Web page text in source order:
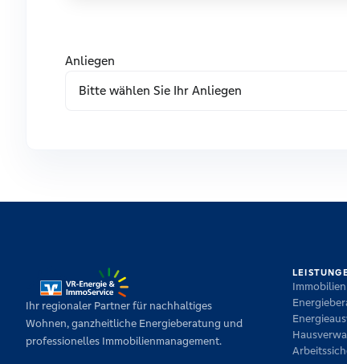
Anliegen
Ihr regionaler Partner für nachhaltiges
Wohnen, ganzheitliche Energieberatung und
professionelles Immobilienmanagement.
Immobilien